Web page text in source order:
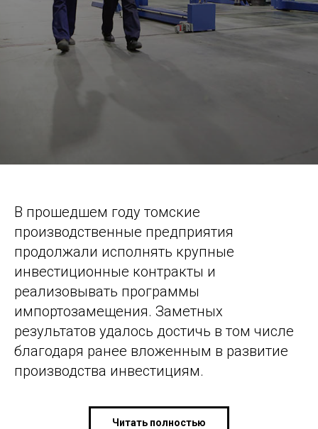
В прошедшем году томские
производственные предприятия
продолжали исполнять крупные
инвестиционные контракты и
реализовывать программы
импортозамещения. Заметных
результатов удалось достичь в том числе
благодаря ранее вложенным в развитие
производства инвестициям.
Читать полностью